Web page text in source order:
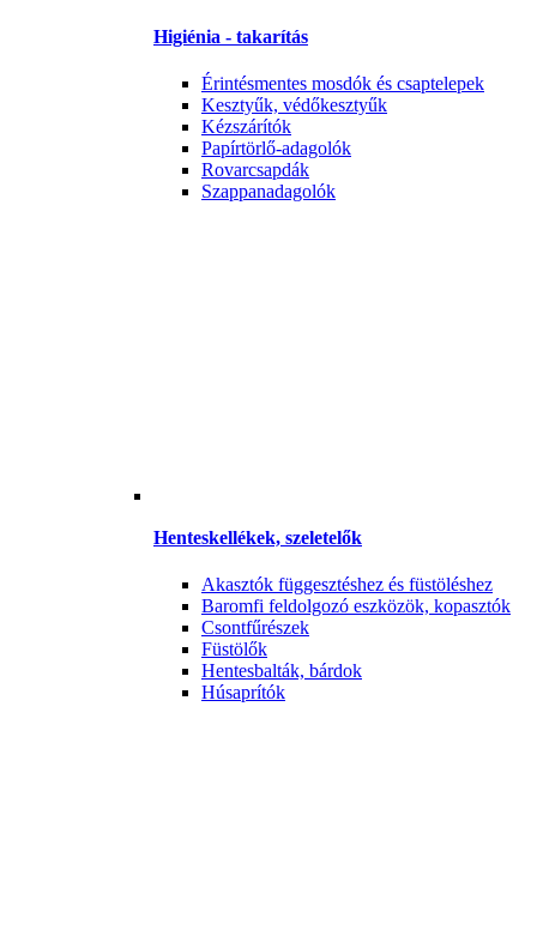
Higiénia - takarítás
Érintésmentes mosdók és csaptelepek
Kesztyűk, védőkesztyűk
Kézszárítók
Papírtörlő-adagolók
Rovarcsapdák
Szappanadagolók
Henteskellékek, szeletelők
Akasztók függesztéshez és füstöléshez
Baromfi feldolgozó eszközök, kopasztók
Csontfűrészek
Füstölők
Hentesbalták, bárdok
Húsaprítók